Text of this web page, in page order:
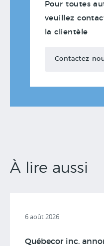
Pour toutes
veuillez
la clientèle
Contactez-
À lire aussi
6 août 2026
Québecor inc.